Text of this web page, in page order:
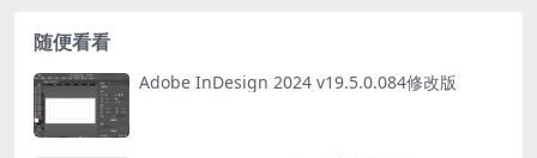
随便看看
Adobe InDesign 2024 v19.5.0.084修改版